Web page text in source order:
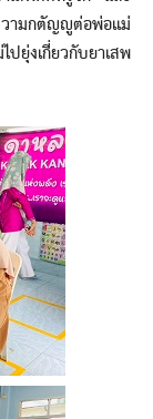
ามกตัญญูต่อพ่อแม่
ยุ่งเกี่ยวกับยาเสพ